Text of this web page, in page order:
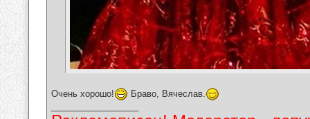
Очень хорошо!
Браво, Вячеслав.